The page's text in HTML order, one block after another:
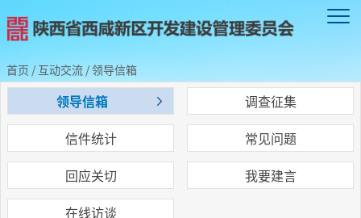
首页 / 互动交流 /领导信箱
领导信箱
调查征集
信件统计
常见问题
回应关切
我要建言
在线访谈